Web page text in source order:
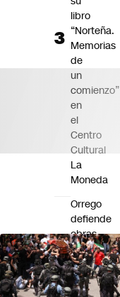
libro
“Norteña.
Memorias
de
un
comienzo”
en
el
Centro
Cultural
La
Moneda
Orrego
defiende
obras
en
Plaza
Italia
tras